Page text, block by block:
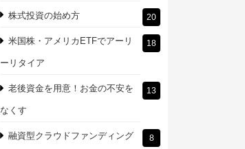
株式投資の始め方 20
米国株・アメリカETFでアーリ
ーリタイア
18
老後資金を用意！お金の不安を
なくす
13
融資型クラウドファンディング 8